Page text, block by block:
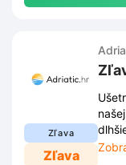
Zľava
Zľava
cenu